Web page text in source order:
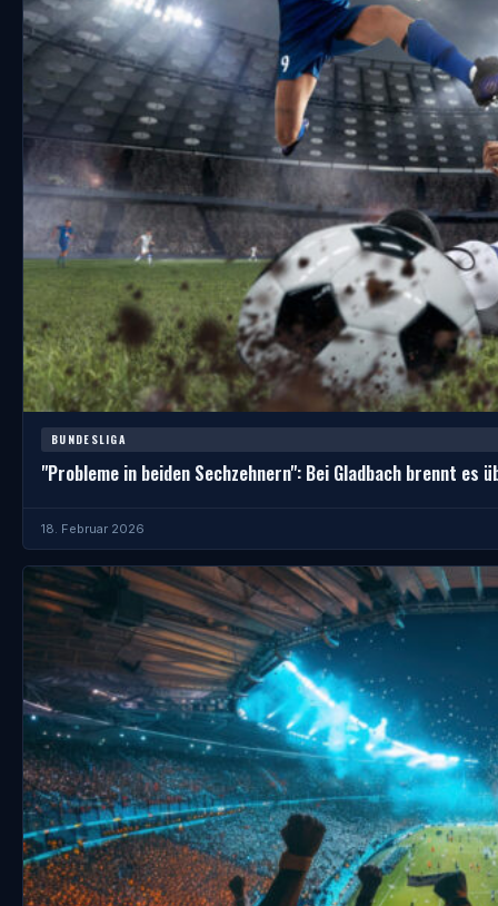
BUNDESLIGA
"Probleme in beiden Sechzehnern": Bei Gladbach brennt es
18. Februar 2026